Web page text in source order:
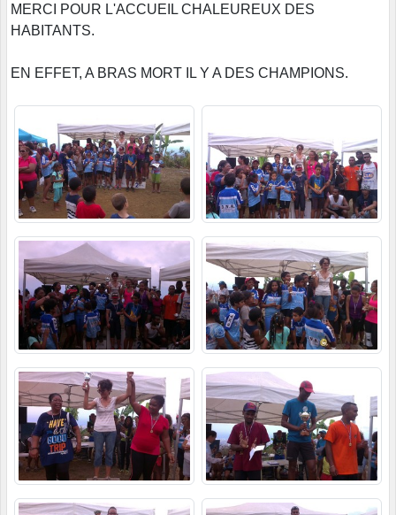
MERCI POUR L'ACCUEIL CHALEUREUX DES
HABITANTS.
EN EFFET, A BRAS MORT IL Y A DES CHAMPIONS.